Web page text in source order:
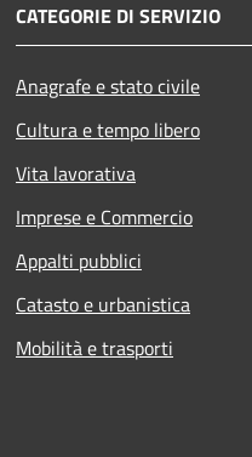
CATEGORIE DI SERVIZIO
Anagrafe e stato civile
Cultura e tempo libero
Vita lavorativa
Imprese e Commercio
Appalti pubblici
Catasto e urbanistica
Mobilità e trasporti